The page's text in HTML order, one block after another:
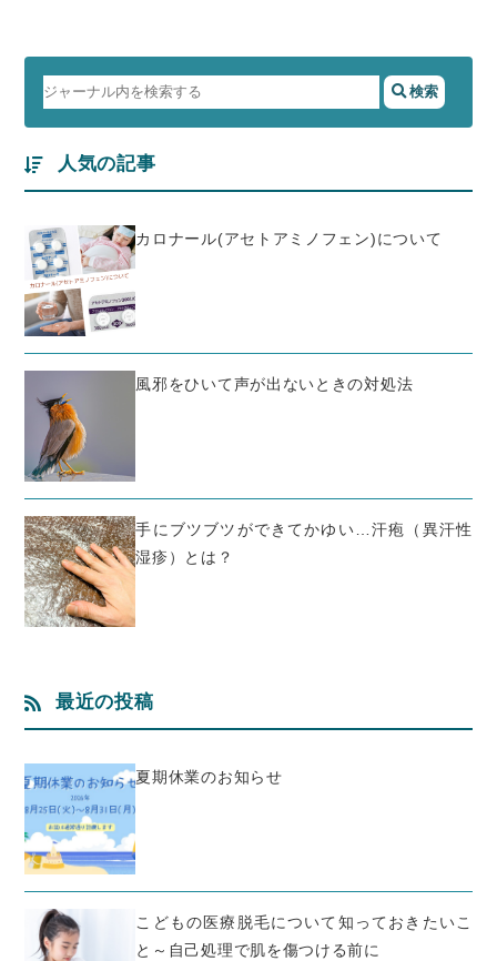
人気の記事
カロナール(アセトアミノフェン)について
風邪をひいて声が出ないときの対処法
手にブツブツができてかゆい…汗疱（異汗性
湿疹）とは？
最近の投稿
夏期休業のお知らせ
こどもの医療脱毛について知っておきたいこ
と～自己処理で肌を傷つける前に